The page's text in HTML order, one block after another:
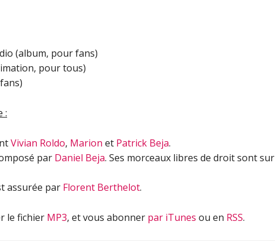
(album, pour fans)
pour tous)
:
Vivian Roldo, Marion et Patrick Beja.
par Daniel Beja. Ses morceaux libres de droit sont sur
assurée par Florent Berthelot.
le fichier MP3, et vous abonner par iTunes ou en RSS.